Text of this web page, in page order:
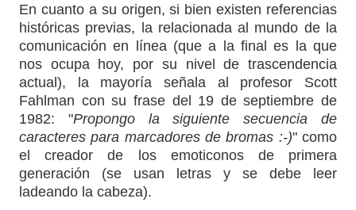
En cuanto a su origen, si bien existen referencias
históricas previas, la relacionada al mundo de la
comunicación en línea (que a la final es la que
nos ocupa hoy, por su nivel de trascendencia
actual), la mayoría señala al profesor Scott
Fahlman con su frase del 19 de septiembre de
1982: "Propongo la siguiente secuencia de
caracteres para marcadores de bromas :-)" como
el creador de los emoticonos de primera
generación (se usan letras y se debe leer
ladeando la cabeza).